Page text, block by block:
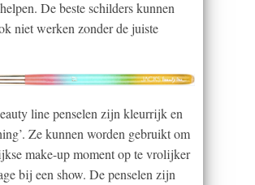
De beste schilders kunnen
niet werken zonder de juiste
line penselen zijn kleurrijk en
Ze kunnen worden gebruikt om
make-up moment op te vrolijker
bij een show. De penselen zijn